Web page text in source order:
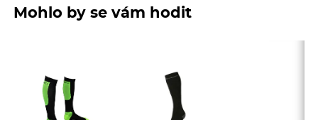
Mohlo by se vám hodit